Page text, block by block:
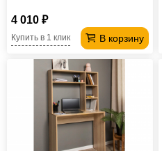
4 010 ₽
В корзину
Купить в 1 клик